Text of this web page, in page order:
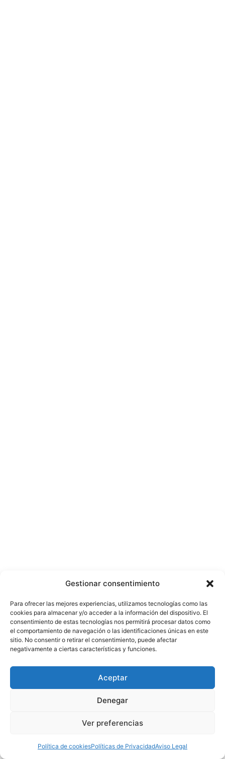
Gestionar consentimiento
Para ofrecer las mejores experiencias, utilizamos tecnologías como las
cookies para almacenar y/o acceder a la información del dispositivo. El
consentimiento de estas tecnologías nos permitirá procesar datos como
el comportamiento de navegación o las identificaciones únicas en este
sitio. No consentir o retirar el consentimiento, puede afectar
negativamente a ciertas características y funciones.
Aceptar
Denegar
Ver preferencias
Política de cookiesPolíticas de PrivacidadAviso Legal